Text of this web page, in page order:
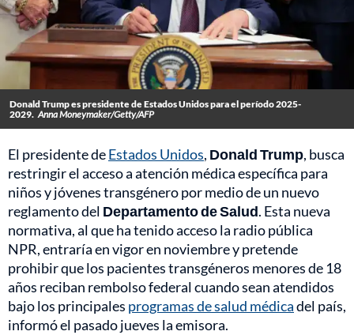
Donald Trump es presidente de Estados Unidos para el período 2025-
2029. Anna Moneymaker/Getty/AFP
El presidente deEstados Unidos, Donald Trump, busca
restringir el acceso a atención médica específica para
niños y jóvenes transgénero por medio de un nuevo
reglamento del Departamento de Salud. Esta nueva
normativa, al que ha tenido acceso la radio pública
NPR, entraría en vigor en noviembre y pretende
prohibir que los pacientes transgéneros menores de 18
años reciban rembolso federal cuando sean atendidos
bajo los principales programas de salud médicadel país,
informó el pasado jueves la emisora.